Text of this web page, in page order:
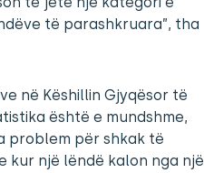
të parashkruara”, tha
në Këshillin Gjyqësor të
është e mundshme,
problem për shkak të
kur një lëndë kalon nga një